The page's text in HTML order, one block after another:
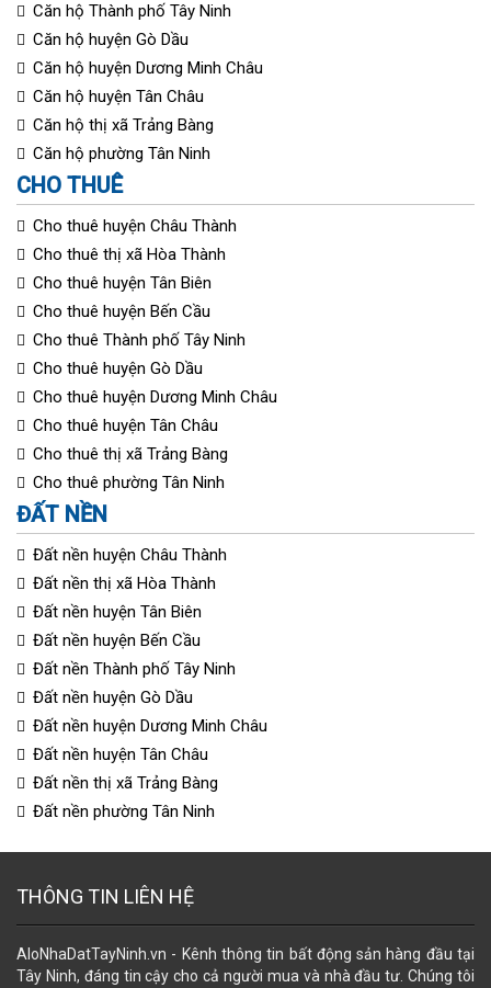
Căn hộ Thành phố Tây Ninh
Căn hộ huyện Gò Dầu
Căn hộ huyện Dương Minh Châu
Căn hộ huyện Tân Châu
Căn hộ thị xã Trảng Bàng
Căn hộ phường Tân Ninh
CHO THUÊ
Cho thuê huyện Châu Thành
Cho thuê thị xã Hòa Thành
Cho thuê huyện Tân Biên
Cho thuê huyện Bến Cầu
Cho thuê Thành phố Tây Ninh
Cho thuê huyện Gò Dầu
Cho thuê huyện Dương Minh Châu
Cho thuê huyện Tân Châu
Cho thuê thị xã Trảng Bàng
Cho thuê phường Tân Ninh
ĐẤT NỀN
Đất nền huyện Châu Thành
Đất nền thị xã Hòa Thành
Đất nền huyện Tân Biên
Đất nền huyện Bến Cầu
Đất nền Thành phố Tây Ninh
Đất nền huyện Gò Dầu
Đất nền huyện Dương Minh Châu
Đất nền huyện Tân Châu
Đất nền thị xã Trảng Bàng
Đất nền phường Tân Ninh
THÔNG TIN LIÊN HỆ
AloNhaDatTayNinh.vn - Kênh thông tin bất động sản hàng đầu tại
Tây Ninh, đáng tin cậy cho cả người mua và nhà đầu tư. Chúng tôi